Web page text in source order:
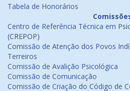
Tabela de Honorários
Centro de Referência Técnica em
(CREPOP)
Comissão de Atenção dos Povos
Terreiros
Comissão de Avalição Psicológica
Comissão de Comunicação
Comissão de Criação do Código de